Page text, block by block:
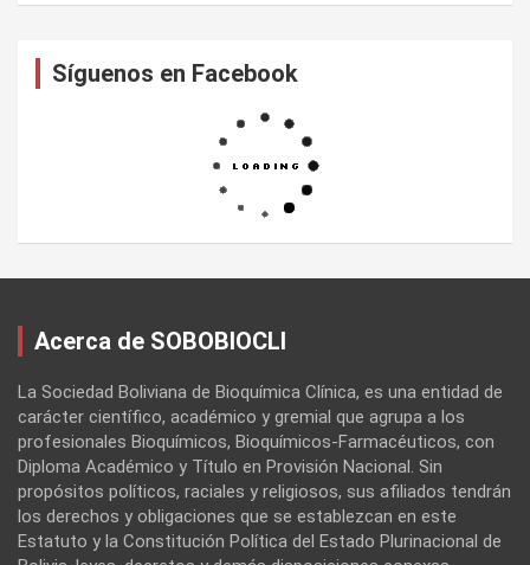
Síguenos en Facebook
Acerca de SOBOBIOCLI
La Sociedad Boliviana de Bioquímica Clínica, es una entidad de
carácter científico, académico y gremial que agrupa a los
profesionales Bioquímicos, Bioquímicos-Farmacéuticos, con
Diploma Académico y Título en Provisión Nacional. Sin
propósitos políticos, raciales y religiosos, sus afiliados tendrán
los derechos y obligaciones que se establezcan en este
Estatuto y la Constitución Política del Estado Plurinacional de